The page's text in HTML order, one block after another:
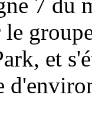
et